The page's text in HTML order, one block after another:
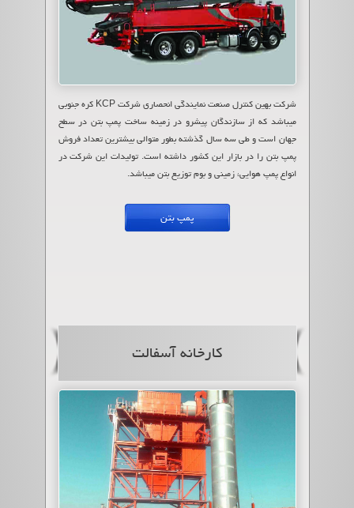
شرکت بهین کنترل صنعت نمایندگی انحصاری شرکت KCP کره جنوبی
میباشد که از سازندگان پیشرو در زمینه ساخت پمپ بتن در سطح
جهان است و طی سه سال گذشته بطور متوالی بیشترین تعداد فروش
پمپ بتن را در بازار این کشور داشته است. تولیدات این شرکت در
انواع پمپ هوایی، زمینی و بوم توزیع بتن میباشد.
پمپ بتن
کارخانه آسفالت